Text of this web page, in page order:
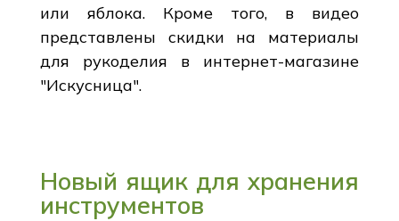
или яблока. Кроме того, в видео
представлены скидки на материалы
для рукоделия в интернет-магазине
"Искусница".
Новый ящик для хранения
инструментов